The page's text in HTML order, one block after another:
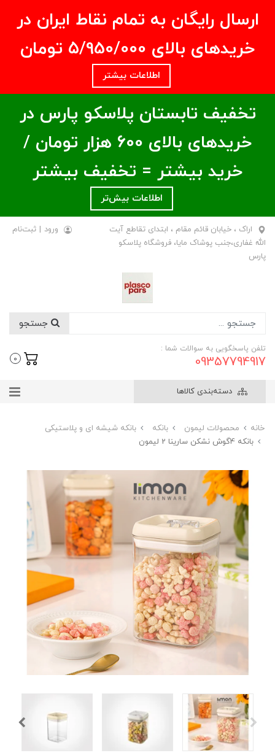
ارسال رایگان به تمام نقاط ایران در
خریدهای بالای ۵/950/000 تومان
اطلاعات بیشتر
تخفیف تابستان پلاسکو پارس در
خریدهای بالای ۶00 هزار تومان /
خرید بیشتر = تخفیف بیشتر
اطلاعات بیش‌تر
اراک ، خیابان قائم مقام ، ابتدای تقاطع آیت
الله غفاری،جنب پوشاک مایا، فروشگاه پلاسکو
پارس
ورود | ثبت‌نام
تلفن پاسخگویی به سوالات شما :
09357794917
0
دسته‌بندی کالاها
خانه محصولات لیمون بانکه
بانکه شیشه ای و پلاستیکی
بانکه 4گوش نشکن سارینا 2 لیمون